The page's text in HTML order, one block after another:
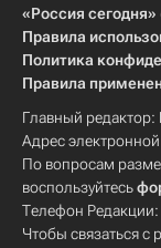
«Россия сегодня»
Правила
Политика
Правила
Главный редактор:
Адрес
По вопросам
воспользуйтесь
Телефон Редакции:
Чтобы связаться с